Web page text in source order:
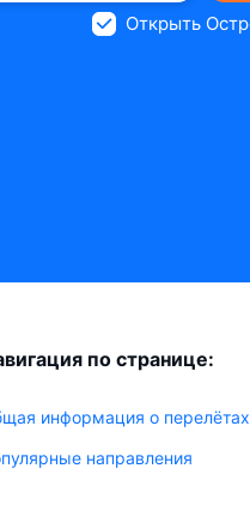
Открыть
по странице:
информация о перелётах
направления